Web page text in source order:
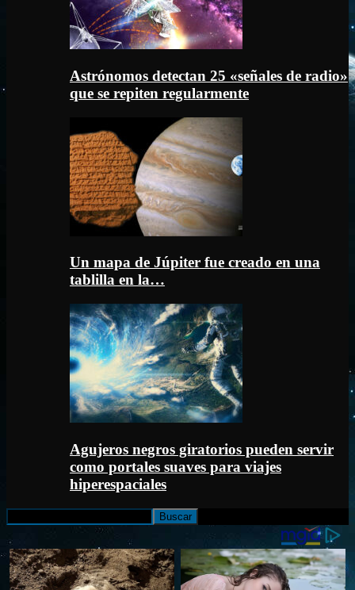
Astrónomos detectan 25 «señales de radio»
que se repiten regularmente
Un mapa de Júpiter fue creado en una
tablilla en la…
Agujeros negros giratorios pueden servir
como portales suaves para viajes
hiperespaciales